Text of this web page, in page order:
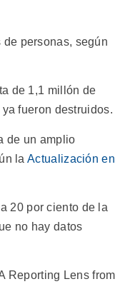
personas, según
de 1,1 millón de
fueron destruidos.
de un amplio
laActualización en
20 por ciento de la
no hay datos
Reporting Lens from